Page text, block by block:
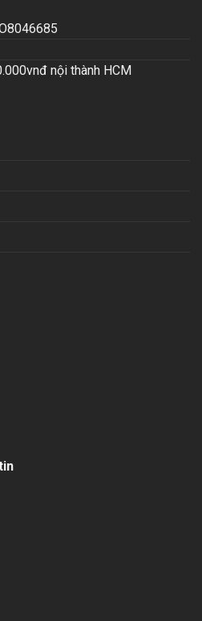
nội thành HCM